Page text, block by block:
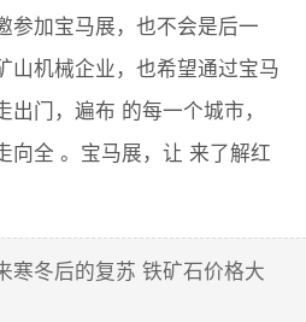
参加宝马展，也不会是后一
山机械企业，也希望通过宝马
门，遍布 的每一个城市，
向全 。宝马展，让 来了解红
寒冬后的复苏 铁矿石价格大